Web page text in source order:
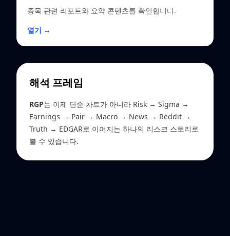
종목 관련 리포트와 요약 콘텐츠를 확인합니다.
열기 →
해석 프레임
RGP는 이제 단순 차트가 아니라 Risk → Sigma →
Earnings → Pair → Macro → News → Reddit →
Truth → EDGAR로 이어지는 하나의 리스크 스토리로
볼 수 있습니다.